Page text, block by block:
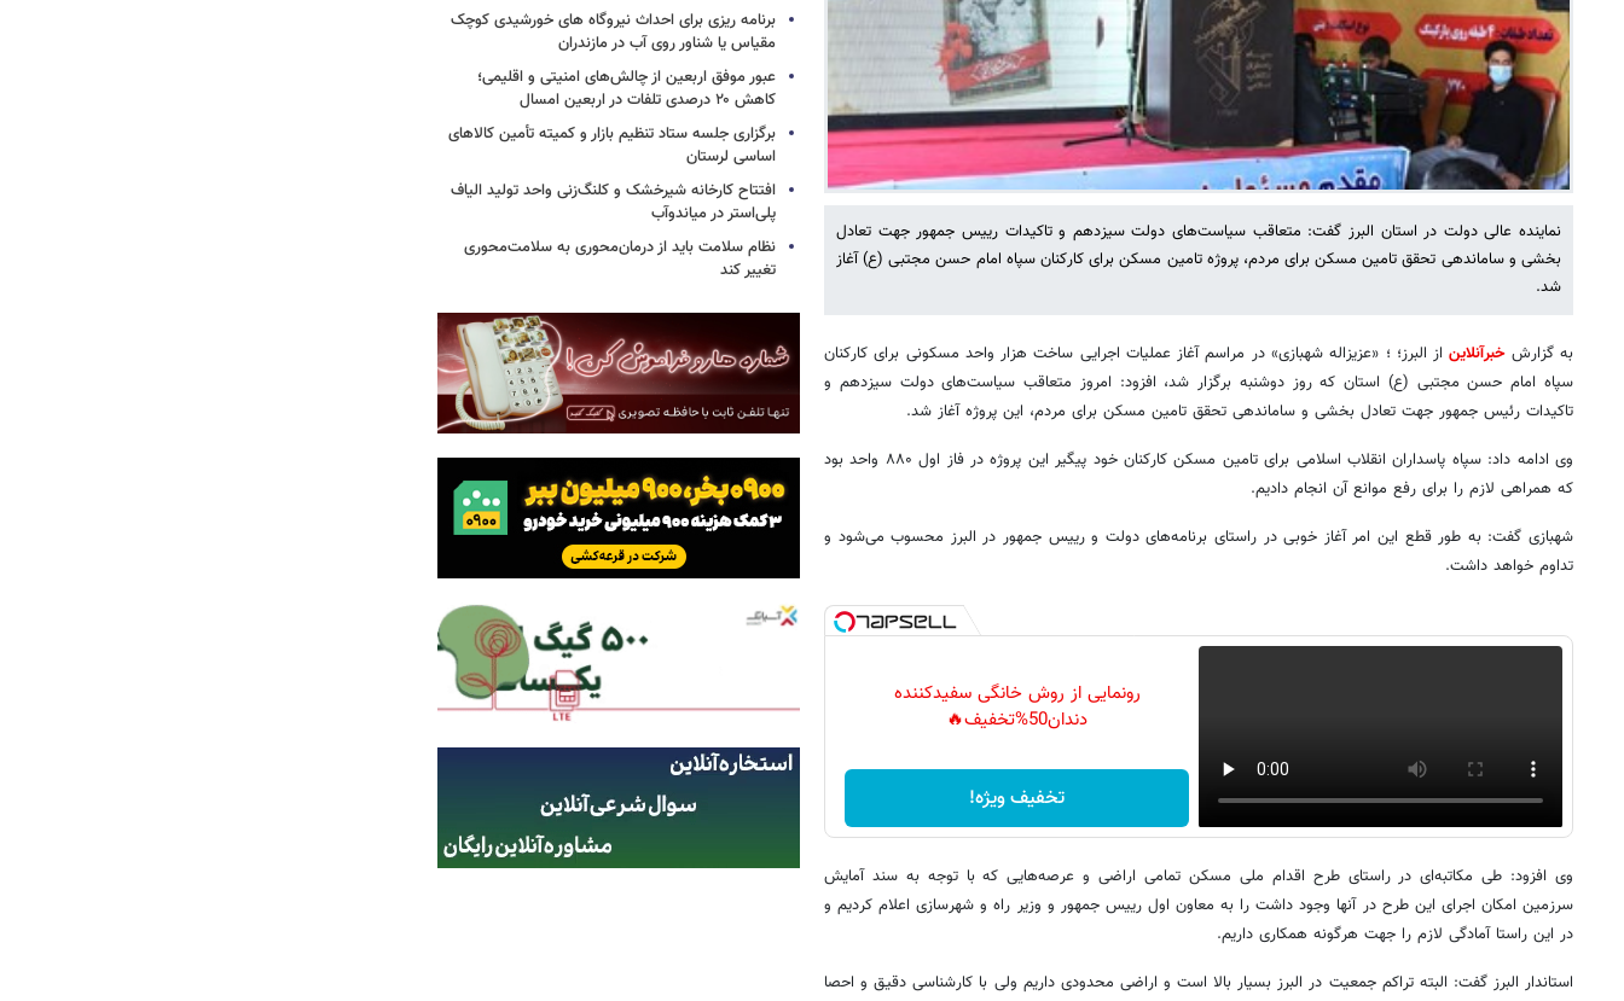
نماینده عالی دولت در استان البرز گفت: متعاقب سیاست‌های دولت سیزدهم و تاکیدات رییس جمهور جهت تعادل
بخشی و ساماندهی تحقق تامین مسکن برای مردم، پروژه تامین مسکن برای کارکنان سپاه امام حسن مجتبی (ع) آغاز
شد.
به گزارشخبرآنلایناز البرز؛ ؛ «عزیزاله شهبازی» در مراسم آغاز عملیات اجرایی ساخت هزار واحد مسکونی برای کارکنان
سپاه امام حسن مجتبی (ع) استان که روز دوشنبه برگزار شد، افزود: امروز متعاقب سیاست‌های دولت سیزدهم و
تاکیدات رئیس جمهور جهت تعادل بخشی و ساماندهی تحقق تامین مسکن برای مردم، این پروژه آغاز شد.
وی ادامه داد: سپاه پاسداران انقلاب اسلامی برای تامین مسکن کارکنان خود پیگیر این پروژه در فاز اول ۸۸۰ واحد بود
که همراهی لازم را برای رفع موانع آن انجام دادیم.
شهبازی گفت: به طور قطع این امر آغاز خوبی در راستای برنامه‌های دولت و رییس جمهور در البرز محسوب می‌شود و
تداوم خواهد داشت.
رونمایی از روش خانگی سفیدکننده
دندان50%تخفیف🔥
تخفیف ویژه!
وی افزود: طی مکاتبه‌ای در راستای طرح اقدام ملی مسکن تمامی اراضی و عرصه‌هایی که با توجه به سند آمایش
سرزمین امکان اجرای این طرح در آنها وجود داشت را به معاون اول رییس جمهور و وزیر راه و شهرسازی اعلام کردیم و
در این راستا آمادگی لازم را جهت هرگونه همکاری داریم.
استاندار البرز گفت: البته تراکم جمعیت در البرز بسیار بالا است و اراضی محدودی داریم ولی با کارشناسی دقیق و احصا
برنامه ریزی برای احداث نیروگاه های خورشیدی کوچک
مقیاس یا شناور روی آب در مازندران
عبور موفق اربعین از چالش‌های امنیتی و اقلیمی؛
کاهش ۲۰ درصدی تلفات در اربعین امسال
برگزاری جلسه ستاد تنظیم بازار و کمیته تأمین کالاهای
اساسی لرستان
افتتاح کارخانه شیرخشک و کلنگ‌زنی واحد تولید الیاف
پلی‌استر در میاندوآب
نظام سلامت باید از درمان‌محوری به سلامت‌محوری
تغییر کند